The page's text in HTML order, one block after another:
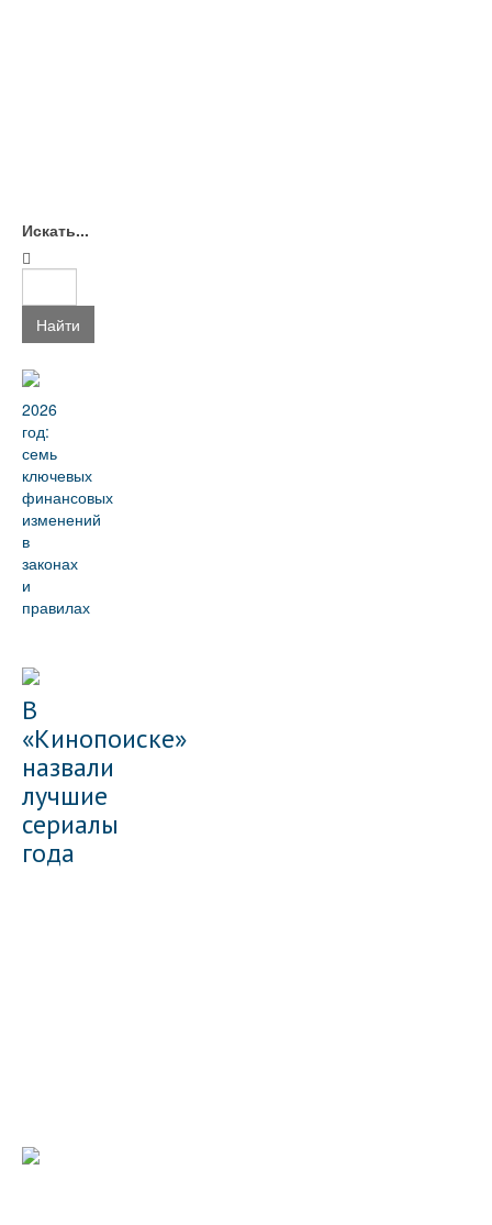
Искать...
Найти
2026
год:
семь
ключевых
финансовых
изменений
в
законах
и
правилах
В
«Кинопоиске»
назвали
лучшие
сериалы
года